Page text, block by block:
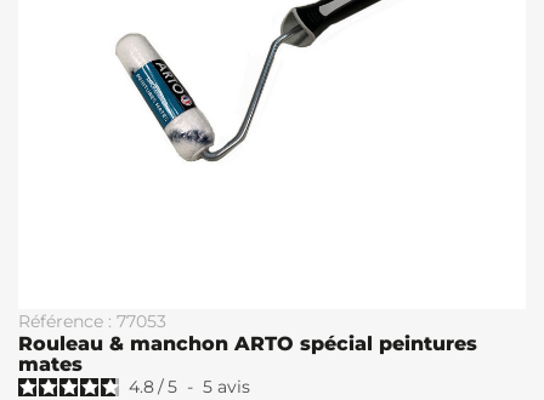
Référence : 77053
Rouleau & manchon ARTO spécial peintures
mates
4.8/5 - 5 avis